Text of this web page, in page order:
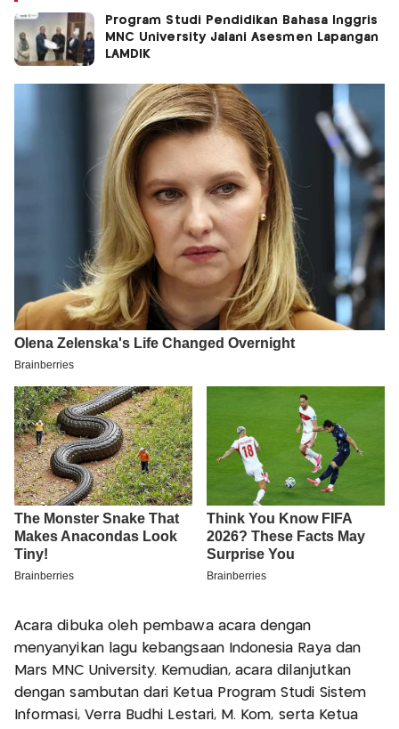
Program Studi Pendidikan Bahasa Inggris
MNC University Jalani Asesmen Lapangan
LAMDIK
Acara dibuka oleh pembawa acara dengan
menyanyikan lagu kebangsaan Indonesia Raya dan
Mars MNC University. Kemudian, acara dilanjutkan
dengan sambutan dari Ketua Program Studi Sistem
Informasi, Verra Budhi Lestari, M. Kom, serta Ketua